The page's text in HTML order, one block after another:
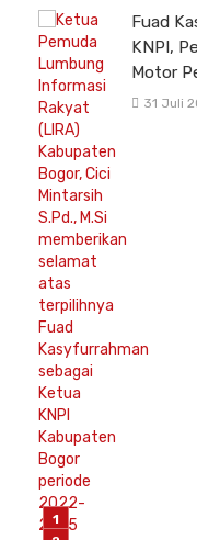
Fuad
KNPI,
Motor
31 Juli